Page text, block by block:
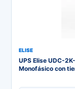
ELISE
UPS Elise UDC-
Monofásico con